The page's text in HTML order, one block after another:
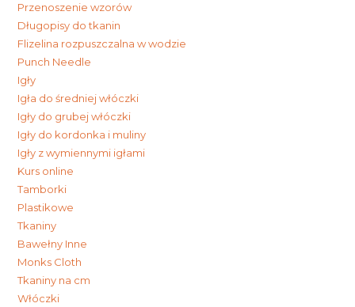
Przenoszenie wzorów
Długopisy do tkanin
Flizelina rozpuszczalna w wodzie
Punch Needle
Igły
Igła do średniej włóczki
Igły do grubej włóczki
Igły do kordonka i muliny
Igły z wymiennymi igłami
Kurs online
Tamborki
Plastikowe
Tkaniny
Bawełny Inne
Monks Cloth
Tkaniny na cm
Włóczki